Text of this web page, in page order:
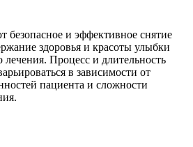
безопасное и эффективное снятие
здоровья и красоты улыбки
лечения. Процесс и длительность
в зависимости от
пациента и сложности